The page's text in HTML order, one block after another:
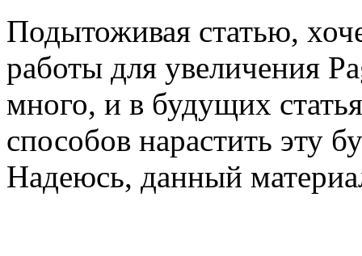
Подытоживая статью,
работы для увеличения
много, и в будущих
способов нарастить эту
Надеюсь, данный